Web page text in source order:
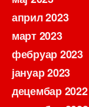
април 2023
март 2023
фебруар 2023
јануар 2023
децембар 2022